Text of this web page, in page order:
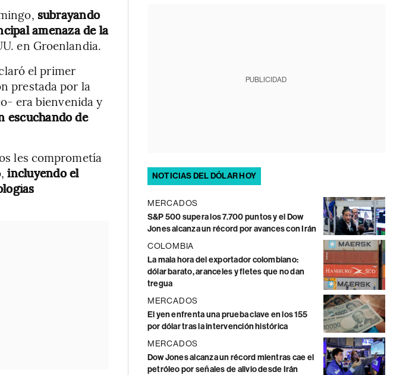
subrayando
amenaza de la
en Groenlandia.
el primer
prestada por la
era bienvenida y
escuchando de
les comprometía
incluyendo el
PUBLICIDAD
NOTICIAS DEL DÓLAR HOY
MERCADOS
S&P 500 supera los 7.700 puntos y el Dow
Jones alcanza un récord por avances con Irán
COLOMBIA
La mala hora del exportador colombiano:
dólar barato, aranceles y fletes que no dan
tregua
MERCADOS
El yen enfrenta una prueba clave en los 155
por dólar tras la intervención histórica
MERCADOS
Dow Jones alcanza un récord mientras cae el
petróleo por señales de alivio desde Irán